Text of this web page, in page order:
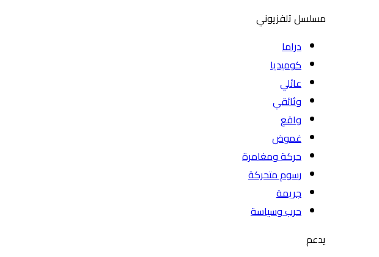
مسلسل تلفزيوني
دراما
كوميديا
عائلي
وثائقي
واقع
غموض
حركة ومغامرة
رسوم متحركة
جريمة
حرب وسياسة
يدعم